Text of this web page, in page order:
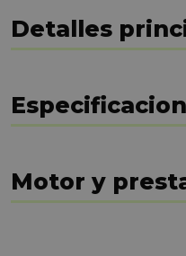
Detalles
Motor y